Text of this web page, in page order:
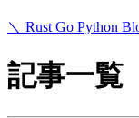
＼ Rust Go Python
記事一覧